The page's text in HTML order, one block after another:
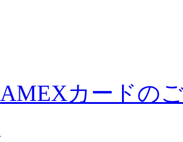
AMEXカードの